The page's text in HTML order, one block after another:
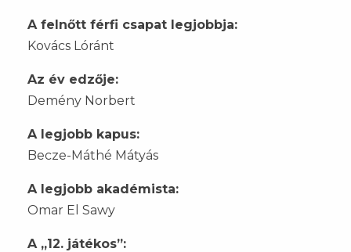
A felnőtt férfi csapat legjobbja:
Kovács Lóránt
Az év edzője:
Demény Norbert
A legjobb kapus:
Becze-Máthé Mátyás
A legjobb akadémista:
Omar El Sawy
A „12. játékos”: